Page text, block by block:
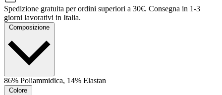
Spedizione gratuita per ordini superiori a 30€. Consegna in 1-3
giorni lavorativi in Italia.
Composizione
86% Poliammidica, 14% Elastan
Colore